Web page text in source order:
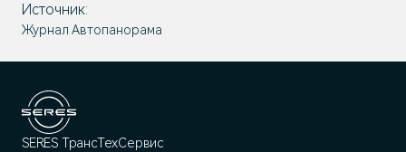
Источник:
Журнал Автопанорама
SERES ТрансТехСервис